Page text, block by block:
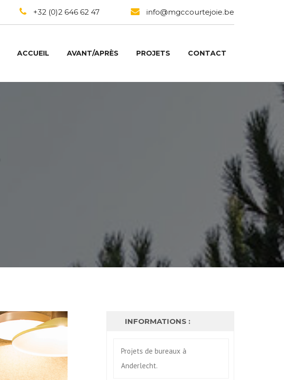
+32 (0)2 646 62 47 info@mgccourtejoie.be
ACCUEIL AVANT/APRÈS PROJETS CONTACT
INFORMATIONS :
Projets de bureaux à
Anderlecht.